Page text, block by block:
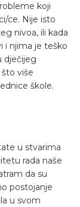
koji
ce. Nije isto
nivoa, ili kada
i njima je teško
dječijeg
više
škole.
u stvarima
rada naše
da su
postojanje
u svom